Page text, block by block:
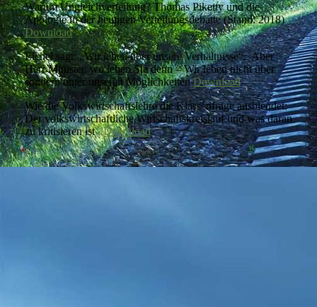
Warum Ungleichverteilung? Thomas Piketty und die
Apologie in der heutigen Verteilungsdebatte (Stand: 2018)
Download
Eichel sagt: „Wir leben über unsere Verhältnisse“. Aber
Herr Minister, wo leben Sie denn – Wir leben nicht über
sondern unter unseren MöglichkeitenDownload
Wie die Volkswirtschaftslehre die Klassenfrage ausblendet:
Der volkswirtschaftliche Wirtschaftskreislauf und was daran
zu kritisieren istDownload